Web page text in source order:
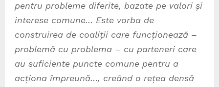
pentru probleme diferite, bazate pe valori și
interese comune… Este vorba de
construirea de coaliții care funcționează –
problemă cu problema – cu parteneri care
au suficiente puncte comune pentru a
acționa împreună…, creând o rețea densă